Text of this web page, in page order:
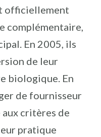
officiellement
complémentaire,
En 2005, ils
de leur
biologique. En
de fournisseur
critères de
pratique